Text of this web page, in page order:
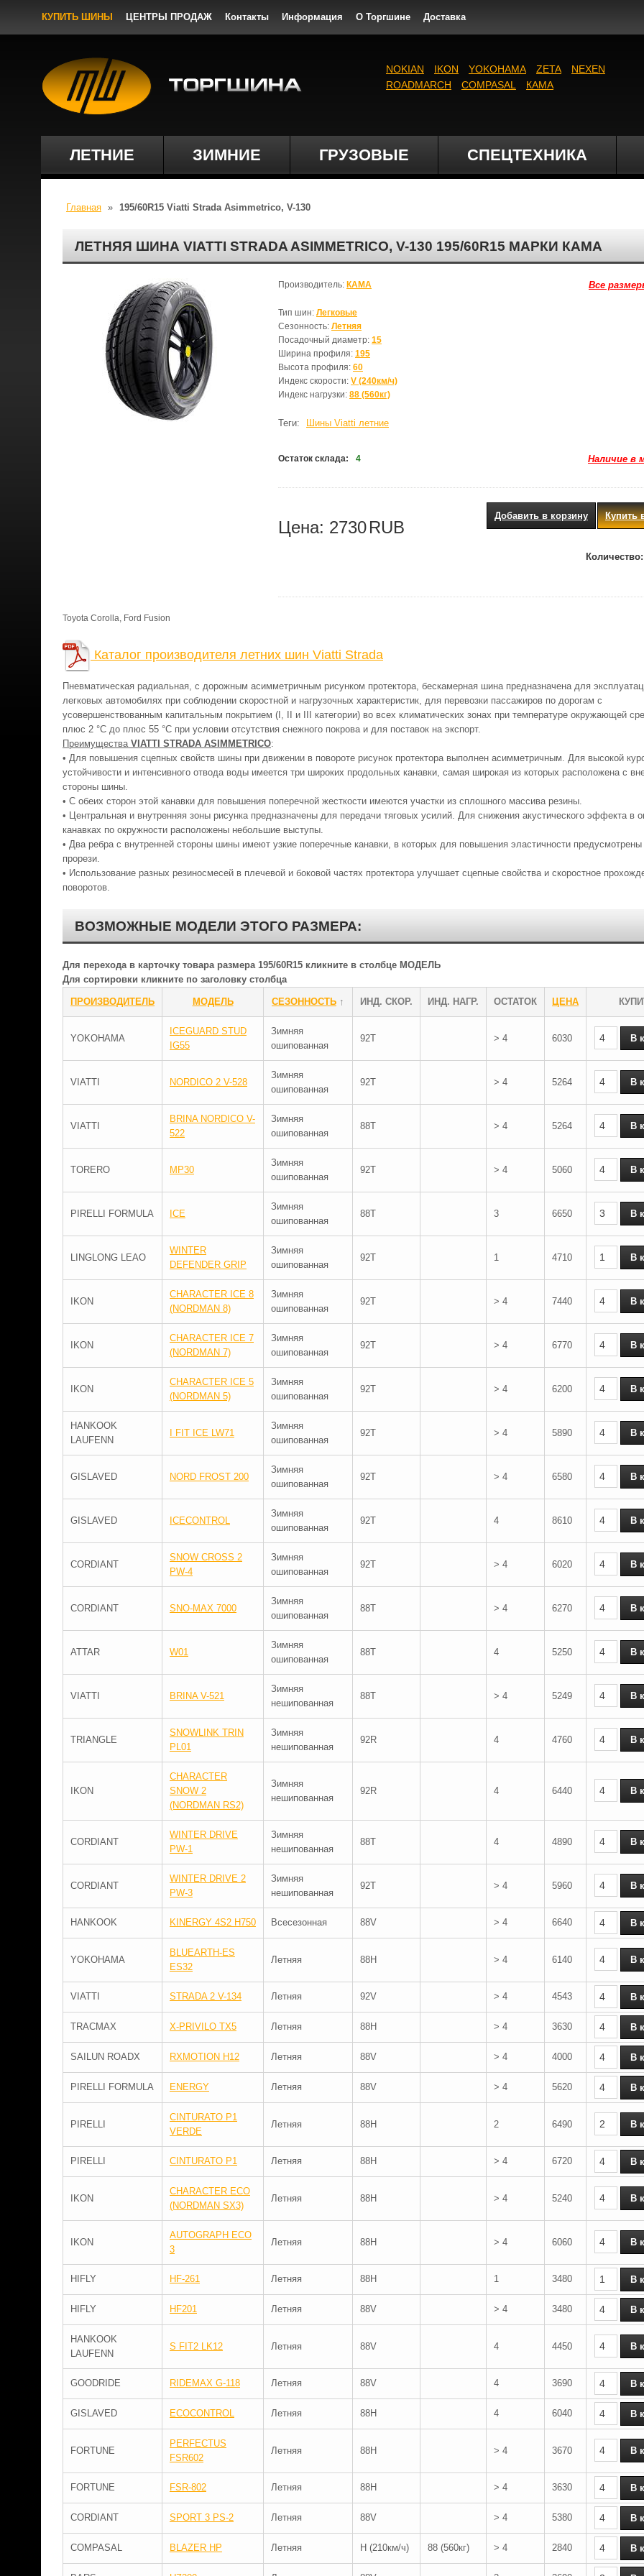
КУПИТЬ ШИНЫ ЦЕНТРЫ ПРОДАЖ Контакты Информация О Торгшине Доставка
ЛЕТНИЕ ЗИМНИЕ ГРУЗОВЫЕ СПЕЦТЕХНИКА
NOKIAN IKON YOKOHAMA ZETA
NEXEN
ROADMARCH
COMPASAL КАМА
Главная » 195/60R15 Viatti Strada Asimmetrico, V-130
ЛЕТНЯЯ ШИНА VIATTI STRADA ASIMMETRICO, V-130 195/60R15 МАРКИ КАМА
Все
Производитель: КАМА
Тип шин: Легковые
Сезонность: Летняя
Посадочный диаметр: 15
Ширина профиля: 195
Высота профиля: 60
Индекс скорости: V (240км/ч)
Индекс нагрузки: 88 (560кг)
Теги: Шины Viatti летние
Остаток склада: 4 Наличие в
Цена: 2730RUB
Купить
Добавить в корзину
Количество:
Toyota Corolla, Ford Fusion
Каталог производителя летних шин Viatti Strada
Пневматическая радиальная, с дорожным асимметричным рисунком протектора, бескамерная шина предназначена для
легковых автомобилях при соблюдении скоростной и нагрузочных характеристик, для перевозки пассажиров по дорогам с
усовершенствованным капитальным покрытием (I, II и III категории) во всех климатических зонах при температуре окружающей
плюс 2 °С до плюс 55 °С при условии отсутствия снежного покрова и для поставок на экспорт.
Преимущества VIATTI STRADA ASIMMETRICO:
• Для повышения сцепных свойств шины при движении в повороте рисунок протектора выполнен асимметричным. Для высокой
устойчивости и интенсивного отвода воды имеется три широких продольных канавки, самая широкая из которых расположена с
стороны шины.
• С обеих сторон этой канавки для повышения поперечной жесткости имеются участки из сплошного массива резины.
• Центральная и внутренняя зоны рисунка предназначены для передачи тяговых усилий. Для снижения акустического эффекта в
канавках по окружности расположены небольшие выступы.
• Два ребра с внутренней стороны шины имеют узкие поперечные канавки, в которых для повышения эластичности
прорези.
• Использование разных резиносмесей в плечевой и боковой частях протектора улучшает сцепные свойства и скоростное
поворотов.
ВОЗМОЖНЫЕ МОДЕЛИ ЭТОГО РАЗМЕРА:
Для перехода в карточку товара размера 195/60R15 кликните в столбце МОДЕЛЬ
Для сортировки кликните по заголовку столбца
ПРОИЗВОДИТЕЛЬ МОДЕЛЬ СЕЗОННОСТЬ ↑ ИНД. СКОР. ИНД. НАГР. ОСТАТОК ЦЕНА
YOKOHAMA
ICEGUARD STUD
IG55
Зимняя
ошипованная
92T > 4 6030
VIATTI NORDICO 2 V-528
Зимняя
ошипованная
92T > 4 5264
VIATTI
BRINA NORDICO V-
522
Зимняя
ошипованная
88T > 4 5264
TORERO MP30
Зимняя
ошипованная
92T > 4 5060
PIRELLI FORMULA ICE
Зимняя
ошипованная
88T 3 6650
LINGLONG LEAO
WINTER
DEFENDER GRIP
Зимняя
ошипованная
92T 1 4710
IKON
CHARACTER ICE 8
(NORDMAN 8)
Зимняя
ошипованная
92T > 4 7440
IKON
CHARACTER ICE 7
(NORDMAN 7)
Зимняя
ошипованная
92T > 4 6770
IKON
CHARACTER ICE 5
(NORDMAN 5)
Зимняя
ошипованная
92T > 4 6200
HANKOOK
LAUFENN
I FIT ICE LW71
Зимняя
ошипованная
92T > 4 5890
GISLAVED NORD FROST 200
Зимняя
ошипованная
92T > 4 6580
GISLAVED ICECONTROL
Зимняя
ошипованная
92T 4 8610
CORDIANT
SNOW CROSS 2
PW-4
Зимняя
ошипованная
92T > 4 6020
CORDIANT SNO-MAX 7000
Зимняя
ошипованная
88T > 4 6270
ATTAR W01
Зимняя
ошипованная
88T 4 5250
VIATTI BRINA V-521
Зимняя
нешипованная
88T > 4 5249
TRIANGLE
SNOWLINK TRIN
PL01
Зимняя
нешипованная
92R 4 4760
IKON
CHARACTER
SNOW 2
(NORDMAN RS2)
Зимняя
нешипованная
92R 4 6440
CORDIANT
WINTER DRIVE
PW-1
Зимняя
нешипованная
88T 4 4890
CORDIANT
WINTER DRIVE 2
PW-3
Зимняя
нешипованная
92T > 4 5960
HANKOOK KINERGY 4S2 H750 Всесезонная 88V > 4 6640
YOKOHAMA
BLUEARTH-ES
ES32
Летняя 88H > 4 6140
VIATTI STRADA 2 V-134 Летняя 92V > 4 4543
TRACMAX X-PRIVILO TX5 Летняя 88H > 4 3630
SAILUN ROADX RXMOTION H12 Летняя 88V > 4 4000
PIRELLI FORMULA ENERGY Летняя 88V > 4 5620
PIRELLI
CINTURATO P1
VERDE
Летняя 88H 2 6490
PIRELLI CINTURATO P1 Летняя 88H > 4 6720
IKON
CHARACTER ECO
(NORDMAN SX3)
Летняя 88H > 4 5240
IKON
AUTOGRAPH ECO
3
Летняя 88H > 4 6060
HIFLY HF-261 Летняя 88H 1 3480
HIFLY HF201 Летняя 88V > 4 3480
HANKOOK
LAUFENN
S FIT2 LK12 Летняя 88V 4 4450
GOODRIDE RIDEMAX G-118 Летняя 88V 4 3690
GISLAVED ECOCONTROL Летняя 88H 4 6040
FORTUNE
PERFECTUS
FSR602
Летняя 88H > 4 3670
FORTUNE FSR-802 Летняя 88H > 4 3630
CORDIANT SPORT 3 PS-2 Летняя 88V > 4 5380
COMPASAL BLAZER HP Летняя H (210км/ч) 88 (560кг) > 4 2840